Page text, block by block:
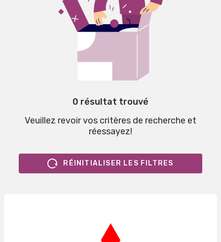
0 résultat trouvé
Veuillez revoir vos critères de recherche et
réessayez!
RÉINITIALISER LES FILTRES